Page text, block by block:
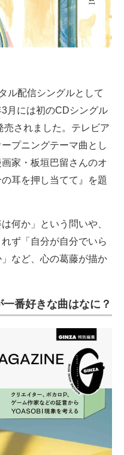
ル配信シングルとして
月には初のCDシングル
売されました。テレビア
プニングテーマ曲とし
家・板垣巴留さんのオ
耳を押し当てて』を題
何か」という問いや、
ず「自分が自分でいら
など、心の葛藤が描か
番好きな曲はなに？